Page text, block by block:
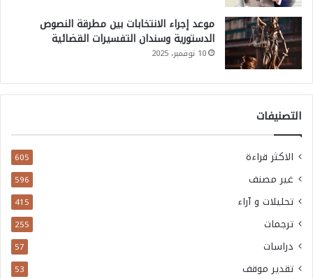
موعد إجراء الانتخابات بين مطرقة النصوص
الدستورية وسندان التفسيرات القضائية
10 نوفمبر، 2025
التصنيفات
الاكثر قراءة 605
غير مصنف 596
تحليلات و آراء 415
ترجمات 255
دراسات 57
تقدير موقف 53